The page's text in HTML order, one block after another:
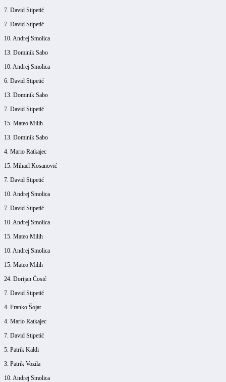
7. David Stipetić
7. David Stipetić
10. Andrej Smolica
13. Dominik Sabo
10. Andrej Smolica
6. David Stipetić
13. Dominik Sabo
7. David Stipetić
15. Mateo Milih
13. Dominik Sabo
4. Mario Ratkajec
15. Mihael Kosanović
7. David Stipetić
10. Andrej Smolica
7. David Stipetić
10. Andrej Smolica
15. Mateo Milih
10. Andrej Smolica
15. Mateo Milih
24. Dorijan Ćosić
7. David Stipetić
4. Franko Šojat
4. Mario Ratkajec
7. David Stipetić
5. Patrik Kaldi
3. Patrik Vozila
10. Andrej Smolica